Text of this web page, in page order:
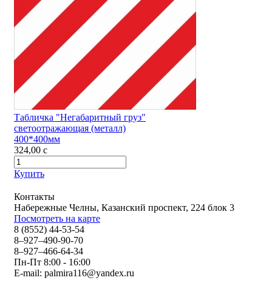
Табличка "Негабаритный груз"
светоотражающая (металл)
400*400мм
324,00 c
Купить
Контакты
Набережные Челны, Казанский проспект, 224 блок 3
Посмотреть на карте
8 (8552) 44-53-54
8–927–490-90-70
8–927–466-64-34
Пн-Пт 8:00 - 16:00
E-mail: palmira116@yandex.ru